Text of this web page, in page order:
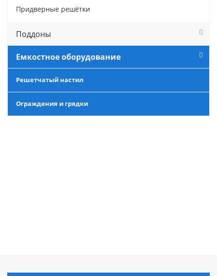
Придверные решётки
Поддоны
Емкостное оборудование
Решетчатый настил
Ограждения и грядки